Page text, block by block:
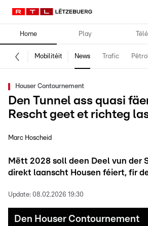
Home Play Télé
Mobilitéit News Trafic
Houser Contournement
Den Tunnel ass quasi
Rescht geet et richteg
Marc Hoscheid
Mëtt 2028 soll deen Deel vun der
direkt laanscht Housen féiert, fir
Update: 08.02.2026 19:30
Den Houser Contournement